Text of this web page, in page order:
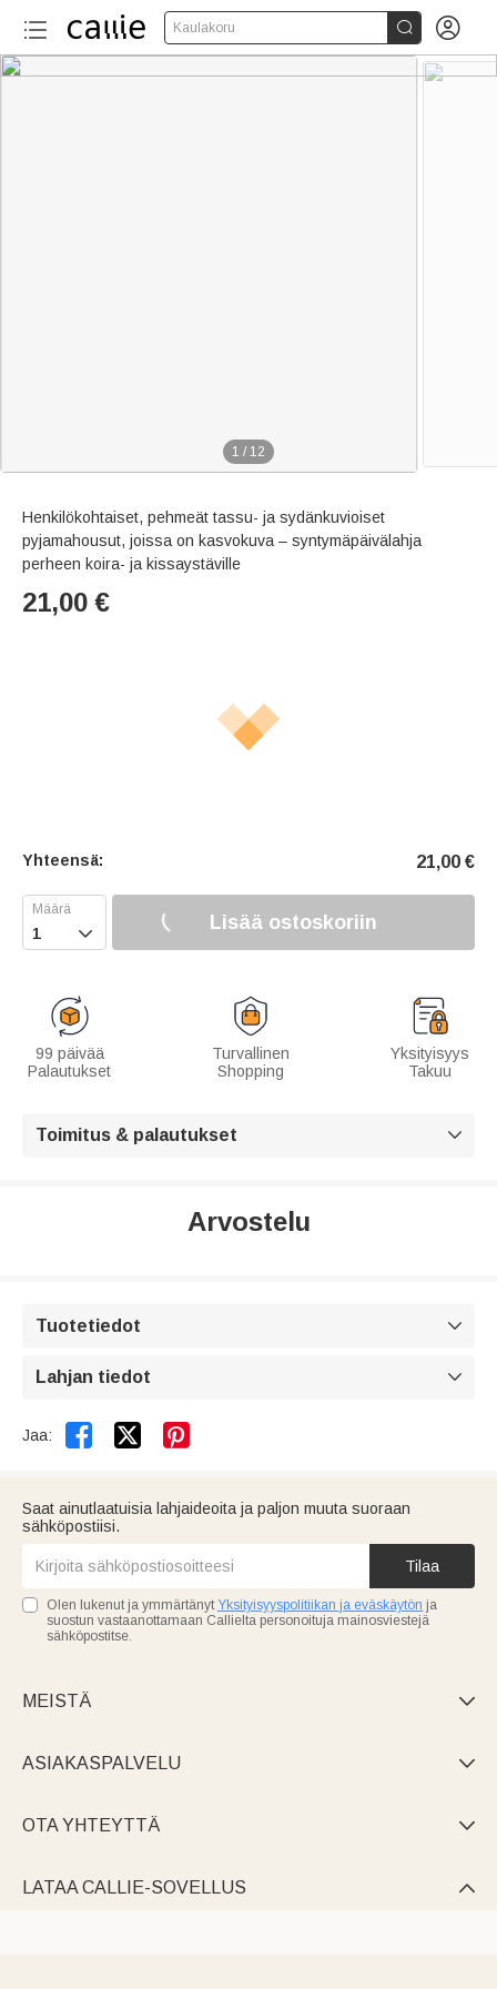
Kaulakoru  
1 / 12
Henkilökohtaiset, pehmeät tassu- ja sydänkuvioiset
pyjamahousut, joissa on kasvokuva – syntymäpäivälahja
perheen koira- ja kissaystäville
21,00 €
Yhteensä: 21,00 €
 Lisää ostoskoriin
99 päivää
Palautukset
Turvallinen
Shopping
Yksityisyys
Takuu
Toimitus & palautukset 
Arvostelu
Tuotetiedot 
Lahjan tiedot 
Jaa:  
Saat ainutlaatuisia lahjaideoita ja paljon muuta suoraan
sähköpostiisi.
Tilaa
Olen lukenut ja ymmärtänyt Yksityisyyspolitiikan ja eväskäytön ja
suostun vastaanottamaan Callielta personoituja mainosviestejä
sähköpostitse.
MEISTÄ 
ASIAKASPALVELU 
OTA YHTEYTTÄ 
LATAA CALLIE-SOVELLUS 